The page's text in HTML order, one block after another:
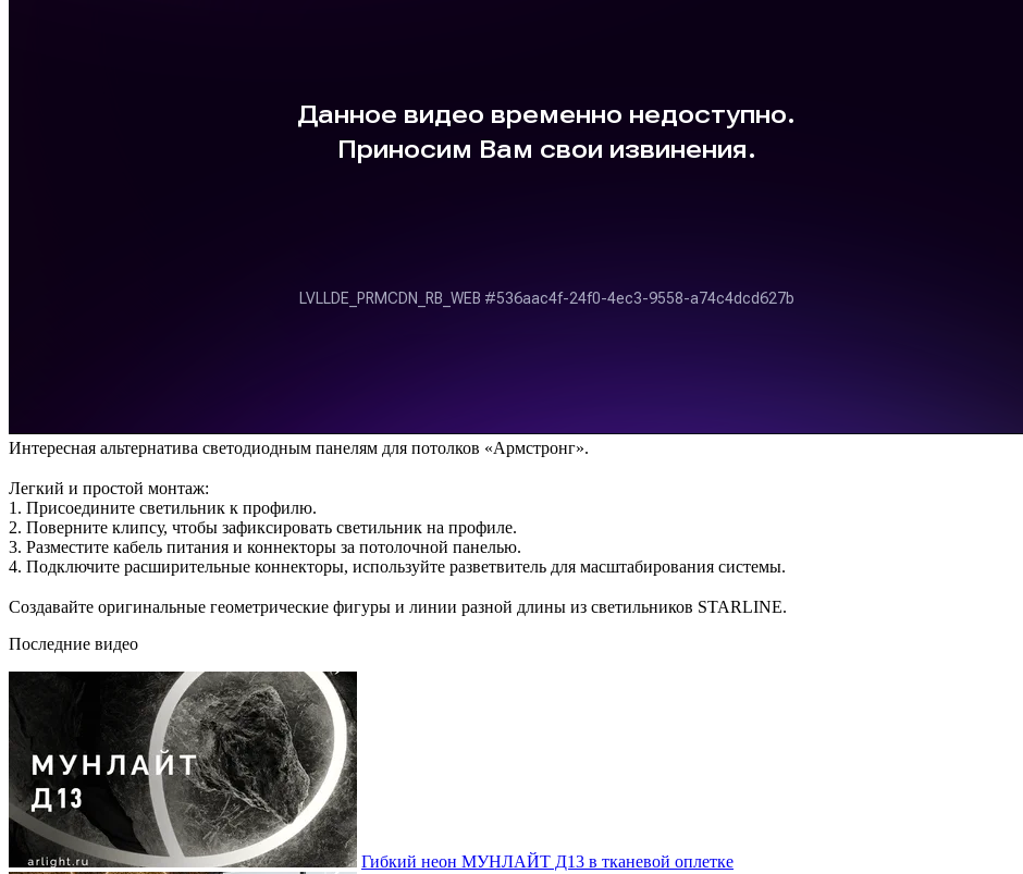
Интересная альтернатива светодиодным панелям для потолков «Армстронг».
Легкий и простой монтаж:
1. Присоедините светильник к профилю.
2. Поверните клипсу, чтобы зафиксировать светильник на профиле.
3. Разместите кабель питания и коннекторы за потолочной панелью.
4. Подключите расширительные коннекторы, используйте разветвитель для масштабирования системы.
Создавайте оригинальные геометрические фигуры и линии разной длины из светильников STARLINE.
Последние видео
Гибкий неон МУНЛАЙТ Д13 в тканевой оплетке